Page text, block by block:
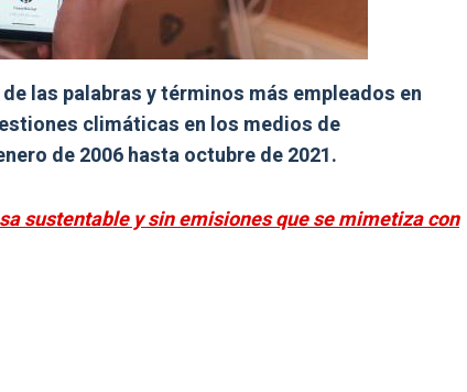
las palabras y términos más empleados en
climáticas en los medios de
de 2006 hasta octubre de 2021.
sustentable y sin emisiones que se mimetiza con